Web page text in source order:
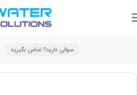
سوالی دارید؟ تماس بگیرید